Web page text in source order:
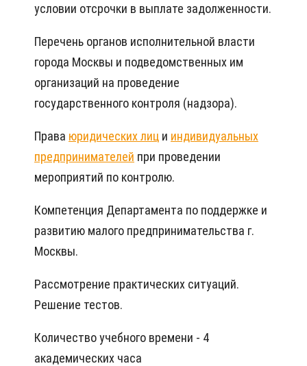
условии отсрочки в выплате задолженности.
Перечень органов исполнительной власти
города Москвы и подведомственных им
организаций на проведение
государственного контроля (надзора).
Права юридических лиц и индивидуальных
предпринимателей при проведении
мероприятий по контролю.
Компетенция Департамента по поддержке и
развитию малого предпринимательства г.
Москвы.
Рассмотрение практических ситуаций.
Решение тестов.
Количество учебного времени - 4
академических часа